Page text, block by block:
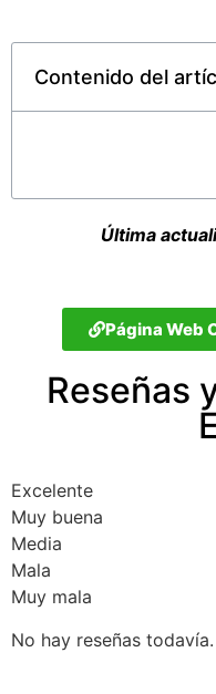
Contenido del
Última
Página Web
Reseñas
Excelente
Muy buena
Media
Mala
Muy mala
No hay reseñas